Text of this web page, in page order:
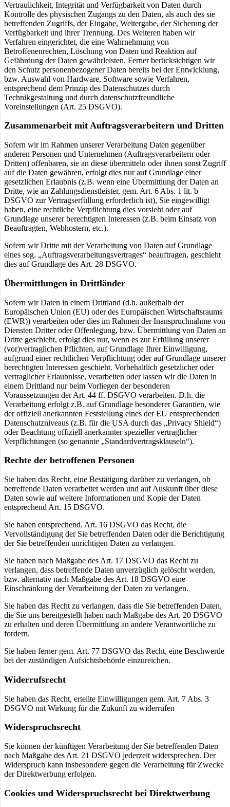
Vertraulichkeit, Integrität und Verfügbarkeit von Daten durch
Kontrolle des physischen Zugangs zu den Daten, als auch des sie
betreffenden Zugriffs, der Eingabe, Weitergabe, der Sicherung der
Verfügbarkeit und ihrer Trennung. Des Weiteren haben wir
Verfahren eingerichtet, die eine Wahrnehmung von
Betroffenenrechten, Löschung von Daten und Reaktion auf
Gefährdung der Daten gewährleisten. Ferner berücksichtigen wir
den Schutz personenbezogener Daten bereits bei der Entwicklung,
bzw. Auswahl von Hardware, Software sowie Verfahren,
entsprechend dem Prinzip des Datenschutzes durch
Technikgestaltung und durch datenschutzfreundliche
Voreinstellungen (Art. 25 DSGVO).
Zusammenarbeit mit Auftragsverarbeitern und Dritten
Sofern wir im Rahmen unserer Verarbeitung Daten gegenüber
anderen Personen und Unternehmen (Auftragsverarbeitern oder
Dritten) offenbaren, sie an diese übermitteln oder ihnen sonst Zugriff
auf die Daten gewähren, erfolgt dies nur auf Grundlage einer
gesetzlichen Erlaubnis (z.B. wenn eine Übermittlung der Daten an
Dritte, wie an Zahlungsdienstleister, gem. Art. 6 Abs. 1 lit. b
DSGVO zur Vertragserfüllung erforderlich ist), Sie eingewilligt
haben, eine rechtliche Verpflichtung dies vorsieht oder auf
Grundlage unserer berechtigten Interessen (z.B. beim Einsatz von
Beauftragten, Webhostern, etc.).
Sofern wir Dritte mit der Verarbeitung von Daten auf Grundlage
eines sog. „Auftragsverarbeitungsvertrages“ beauftragen, geschieht
dies auf Grundlage des Art. 28 DSGVO.
Übermittlungen in Drittländer
Sofern wir Daten in einem Drittland (d.h. außerhalb der
Europäischen Union (EU) oder des Europäischen Wirtschaftsraums
(EWR)) verarbeiten oder dies im Rahmen der Inanspruchnahme von
Diensten Dritter oder Offenlegung, bzw. Übermittlung von Daten an
Dritte geschieht, erfolgt dies nur, wenn es zur Erfüllung unserer
(vor)vertraglichen Pflichten, auf Grundlage Ihrer Einwilligung,
aufgrund einer rechtlichen Verpflichtung oder auf Grundlage unserer
berechtigten Interessen geschieht. Vorbehaltlich gesetzlicher oder
vertraglicher Erlaubnisse, verarbeiten oder lassen wir die Daten in
einem Drittland nur beim Vorliegen der besonderen
Voraussetzungen der Art. 44 ff. DSGVO verarbeiten. D.h. die
Verarbeitung erfolgt z.B. auf Grundlage besonderer Garantien, wie
der offiziell anerkannten Feststellung eines der EU entsprechenden
Datenschutzniveaus (z.B. für die USA durch das „Privacy Shield“)
oder Beachtung offiziell anerkannter spezieller vertraglicher
Verpflichtungen (so genannte „Standardvertragsklauseln“).
Rechte der betroffenen Personen
Sie haben das Recht, eine Bestätigung darüber zu verlangen, ob
betreffende Daten verarbeitet werden und auf Auskunft über diese
Daten sowie auf weitere Informationen und Kopie der Daten
entsprechend Art. 15 DSGVO.
Sie haben entsprechend. Art. 16 DSGVO das Recht, die
Vervollständigung der Sie betreffenden Daten oder die Berichtigung
der Sie betreffenden unrichtigen Daten zu verlangen.
Sie haben nach Maßgabe des Art. 17 DSGVO das Recht zu
verlangen, dass betreffende Daten unverzüglich gelöscht werden,
bzw. alternativ nach Maßgabe des Art. 18 DSGVO eine
Einschränkung der Verarbeitung der Daten zu verlangen.
Sie haben das Recht zu verlangen, dass die Sie betreffenden Daten,
die Sie uns bereitgestellt haben nach Maßgabe des Art. 20 DSGVO
zu erhalten und deren Übermittlung an andere Verantwortliche zu
fordern.
Sie haben ferner gem. Art. 77 DSGVO das Recht, eine Beschwerde
bei der zuständigen Aufsichtsbehörde einzureichen.
Widerrufsrecht
Sie haben das Recht, erteilte Einwilligungen gem. Art. 7 Abs. 3
DSGVO mit Wirkung für die Zukunft zu widerrufen
Widerspruchsrecht
Sie können der künftigen Verarbeitung der Sie betreffenden Daten
nach Maßgabe des Art. 21 DSGVO jederzeit widersprechen. Der
Widerspruch kann insbesondere gegen die Verarbeitung für Zwecke
der Direktwerbung erfolgen.
Cookies und Widerspruchsrecht bei Direktwerbung